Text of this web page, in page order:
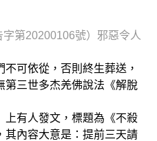
第20200106號）邪惡令人
可依從，否則終生葬送，
第三世多杰羌佛說法《解脫
上有人發文，標題為《不殺
其內容大意是：提前三天請